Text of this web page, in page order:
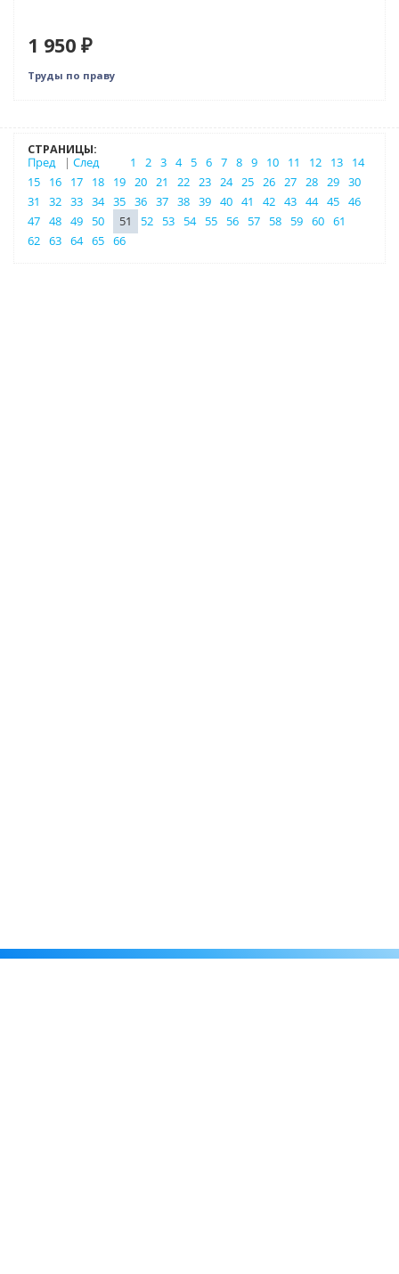
1 950 ₽
Труды по праву
СТРАНИЦЫ:
Пред
| След 1 2 3 4 5 6 7 8 9 10 11 12 13
14
15
16 17 18 19 20 21 22 23 24 25 26 27 28 29 30
31
32 33 34 35 36 37 38 39 40 41 42 43 44 45 46
47 48 49 50 51 52 53 54 55 56 57 58 59 60 61
62 63 64 65 66